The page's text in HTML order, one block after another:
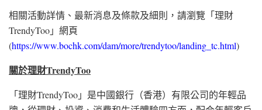
相關活動詳情、最新消息及條款及細則，請瀏覽「理財
TrendyToo」網頁
(https://www.bochk.com/dam/more/trendytoo/landing_tc.html)
關於理財TrendyToo
「理財TrendyToo」是中國銀行（香港）有限公司的年輕品